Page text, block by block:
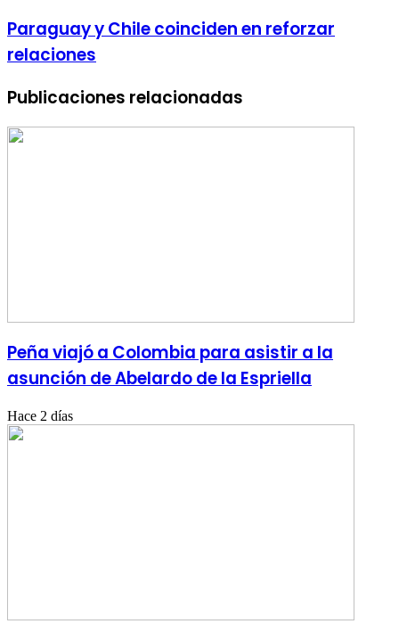
Paraguay y Chile coinciden en reforzar
relaciones
Publicaciones relacionadas
Peña viajó a Colombia para asistir a la
asunción de Abelardo de la Espriella
Hace 2 días